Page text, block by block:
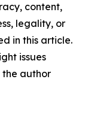
content,
legality, or
in this article.
issues
author